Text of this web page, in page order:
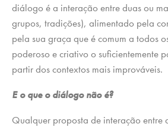
diálogo é a interação entre duas ou
grupos, tradições), alimentado pela
pela sua graça que é comum a todos
poderoso e criativo o suficientemente
partir dos contextos mais improváveis.
E o que o diálogo não é?
Qualquer proposta de interação entre